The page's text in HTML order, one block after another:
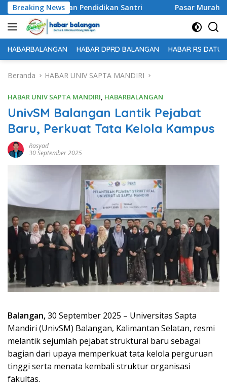
Langsung
ke
konten
Breaking News
Bantuan Pendidikan Santri Pasar Murah Ke-54
HABARBALANGAN HABAR DPRD BALANGAN HABAR RS DATU
Beranda HABAR UNIV SAPTA MANDIRI
HABAR UNIV SAPTA MANDIRI, HABARBALANGAN
UnivSM Balangan Lantik Pejabat
Baru, Perkuat Tata Kelola Kampus
Rasyad
30 September 2025
Balangan,30 September 2025 – Universitas Sapta
Mandiri (UnivSM) Balangan, Kalimantan Selatan, resmi
melantik sejumlah pejabat struktural baru sebagai
bagian dari upaya memperkuat tata kelola perguruan
tinggi serta menata kembali struktur organisasi
fakultas.